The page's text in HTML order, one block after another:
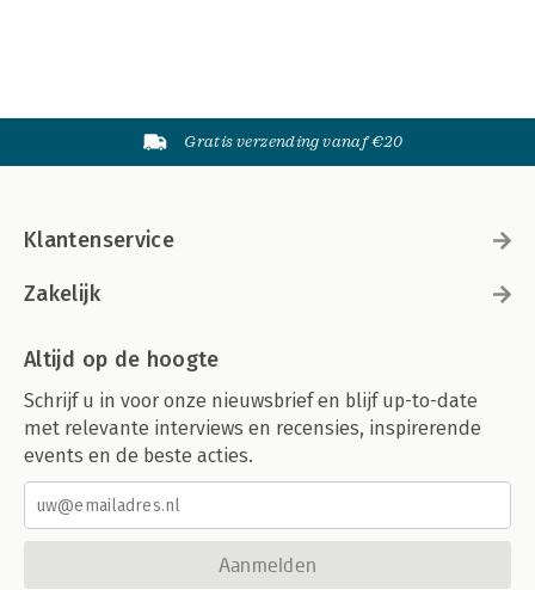
Gratis verzending vanaf €20
Klantenservice
Zakelijk
Altijd op de hoogte
Schrijf u in voor onze nieuwsbrief en blijf up-to-date
met relevante interviews en recensies, inspirerende
events en de beste acties.
Aanmelden